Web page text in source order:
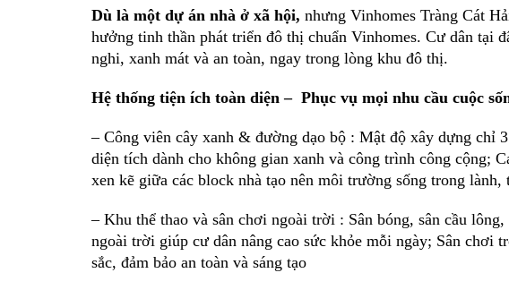
Dù là một dự án nhà ở xã hội, nhưng Vinhomes Tràng Cát
hưởng tinh thần phát triển đô thị chuẩn Vinhomes. Cư dân tại
nghi, xanh mát và an toàn, ngay trong lòng khu đô thị.
Hệ thống tiện ích toàn diện – Phục vụ mọi nhu cầu cuộc
– Công viên cây xanh & đường dạo bộ : Mật độ xây dựng chỉ
diện tích dành cho không gian xanh và công trình công cộng;
xen kẽ giữa các block nhà tạo nên môi trường sống trong lành,
– Khu thể thao và sân chơi ngoài trời : Sân bóng, sân cầu
ngoài trời giúp cư dân nâng cao sức khỏe mỗi ngày; Sân chơi
sắc, đảm bảo an toàn và sáng tạo